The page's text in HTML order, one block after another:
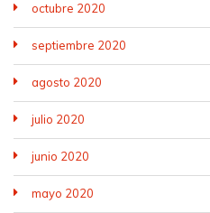
octubre 2020
septiembre 2020
agosto 2020
julio 2020
junio 2020
mayo 2020